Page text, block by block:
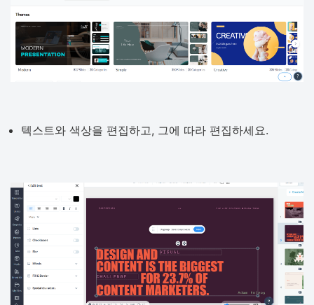
텍스트와 색상을 편집하고, 그에 따라 편집하세요.